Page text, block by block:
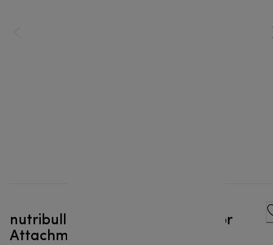
nutribullet® Ultra Food Processor
Attachment